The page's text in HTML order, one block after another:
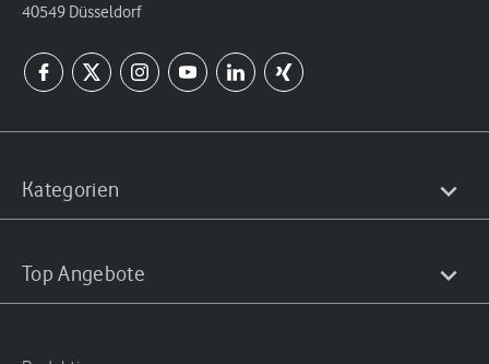
40549 Düsseldorf
Kategorien
Top Angebote